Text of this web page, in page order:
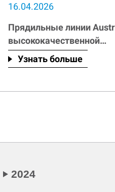
16.04.2026
Прядильные линии
высококачественной…
Узнать больше
2024